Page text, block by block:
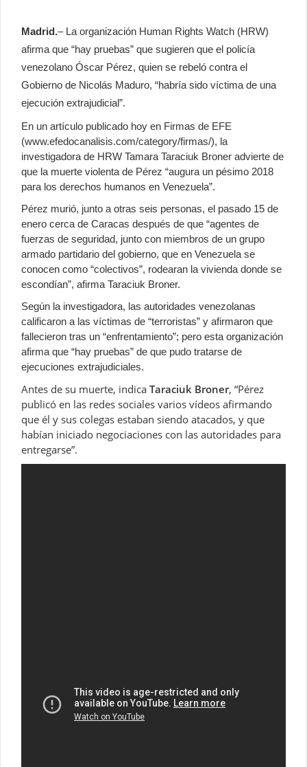
Madrid.– La organización Human Rights Watch (HRW)
afirma que “hay pruebas” que sugieren que el policía
venezolano Óscar Pérez, quien se rebeló contra el
Gobierno de Nicolás Maduro, “habría sido víctima de una
ejecución extrajudicial”.
En un artículo publicado hoy en Firmas de EFE
(www.efedocanalisis.com/category/firmas/), la
investigadora de HRW Tamara Taraciuk Broner advierte de
que la muerte violenta de Pérez “augura un pésimo 2018
para los derechos humanos en Venezuela”.
Pérez murió, junto a otras seis personas, el pasado 15 de
enero cerca de Caracas después de que “agentes de
fuerzas de seguridad, junto con miembros de un grupo
armado partidario del gobierno, que en Venezuela se
conocen como “colectivos”, rodearan la vivienda donde se
escondían”, afirma Taraciuk Broner.
Según la investigadora, las autoridades venezolanas
calificaron a las víctimas de “terroristas” y afirmaron que
fallecieron tras un “enfrentamiento”; pero esta organización
afirma que “hay pruebas” de que pudo tratarse de
ejecuciones extrajudiciales.
Antes de su muerte, indica Taraciuk Broner, “Pérez
publicó en las redes sociales varios vídeos afirmando
que él y sus colegas estaban siendo atacados, y que
habían iniciado negociaciones con las autoridades para
entregarse”.